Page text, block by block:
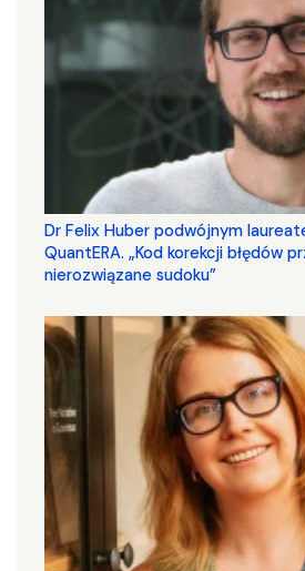
Dr Felix Huber podwójnym
QuantERA. „Kod korekcji błędów
nierozwiązane sudoku”